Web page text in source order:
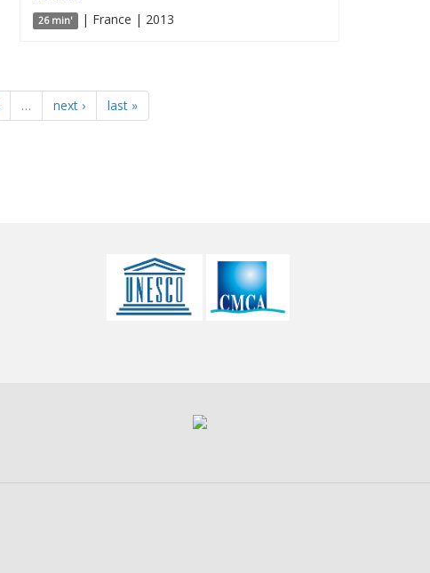
26 min' | France | 2013
… next › last »